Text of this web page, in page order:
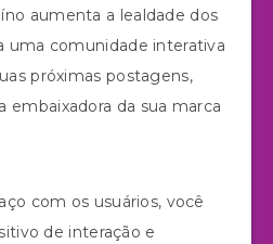
aumenta a lealdade dos
uma comunidade interativa
próximas postagens,
da sua marca
com os usuários, você
de interação e